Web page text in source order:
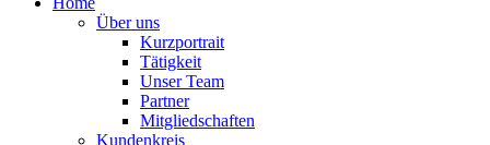
Über uns
Kurzportrait
Tätigkeit
Unser Team
Partner
Mitgliedschaften
Kundenkreis